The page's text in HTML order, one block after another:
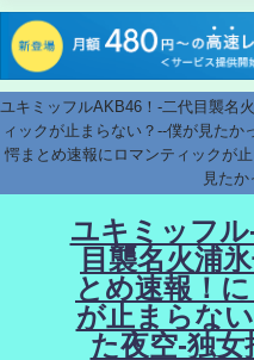
ユキミッフルAKB46！-二代目襲名
ィックが止まらない？--僕が見た
愕まとめ速報にロマンティックが
見たか
ユキミッフ
目襲名火浦
とめ速報！
が止まらな
た夜空-独女